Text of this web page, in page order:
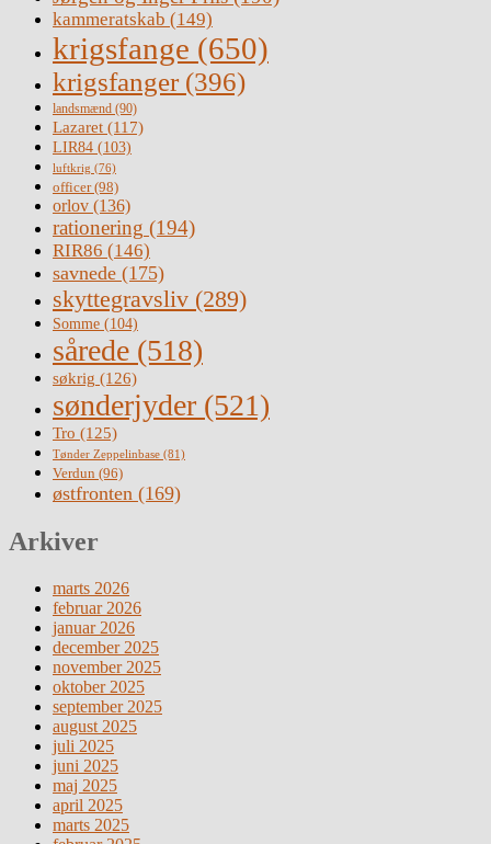
kammeratskab (149)
krigsfange (650)
krigsfanger (396)
landsmænd (90)
Lazaret (117)
LIR84 (103)
luftkrig (76)
officer(98)
orlov (136)
rationering (194)
RIR86 (146)
savnede (175)
skyttegravsliv (289)
Somme (104)
sårede (518)
søkrig (126)
sønderjyder (521)
Tro (125)
Tønder Zeppelinbase (81)
Verdun (96)
østfronten (169)
Arkiver
marts 2026
februar 2026
januar 2026
december 2025
november 2025
oktober 2025
september 2025
august 2025
juli 2025
juni 2025
maj 2025
april 2025
marts 2025